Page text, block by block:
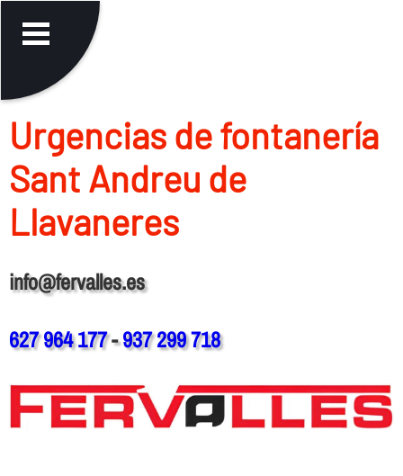
Urgencias de fontanerí­a
Sant Andreu de
Llavaneres
info@fervalles.es
627 964 177-937 299 718